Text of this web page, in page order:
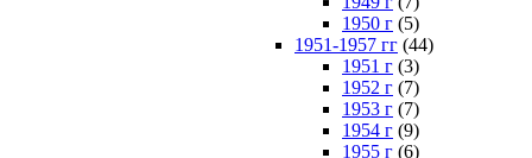
1950 г (5)
1951-1957 гг (44)
1951 г (3)
1952 г (7)
1953 г (7)
1954 г (9)
1955 г (6)